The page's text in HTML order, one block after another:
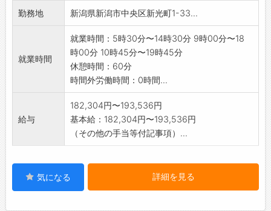
勤務地 新潟県新潟市中央区新光町1-33...
就業時間
就業時間：5時30分〜14時30分 9時00分〜18
時00分 10時45分〜19時45分
休憩時間：60分
時間外労働時間：0時間...
給与
182,304円〜193,536円
基本給：182,304円〜193,536円
（その他の手当等付記事項）...
気になる 詳細を見る